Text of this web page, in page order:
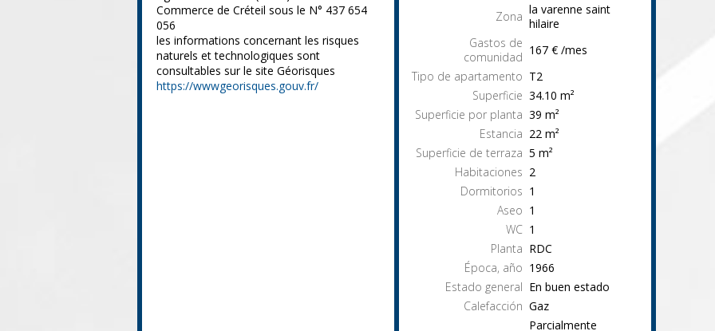
Commerce de Créteil sous le N° 437 654
056
les informations concernant les risques
naturels et technologiques sont
consultables sur le site Géorisques
https://wwwgeorisques.gouv.fr/
Zona la varenne saint
hilaire
Gastos de
comunidad 167 € /mes
Tipo de apartamento T2
Superficie 34.10 m²
Superficie por planta 39 m²
Estancia 22 m²
Superficie de terraza 5 m²
Habitaciones 2
Dormitorios 1
Aseo 1
WC 1
Planta RDC
Época, año 1966
Estado general En buen estado
Calefacción Gaz
Parcialmente